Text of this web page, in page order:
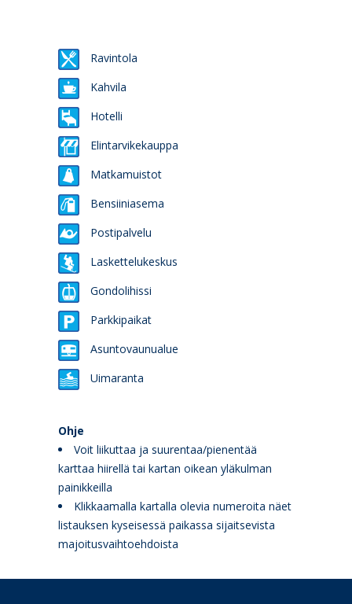
Ravintola
Kahvila
Hotelli
Elintarvikekauppa
Matkamuistot
Bensiiniasema
Postipalvelu
Laskettelukeskus
Gondolihissi
Parkkipaikat
Asuntovaunualue
Uimaranta
Ohje
Voit liikuttaa ja suurentaa/pienentää
karttaa hiirellä tai kartan oikean yläkulman
painikkeilla
Klikkaamalla kartalla olevia numeroita näet
listauksen kyseisessä paikassa sijaitsevista
majoitusvaihtoehdoista